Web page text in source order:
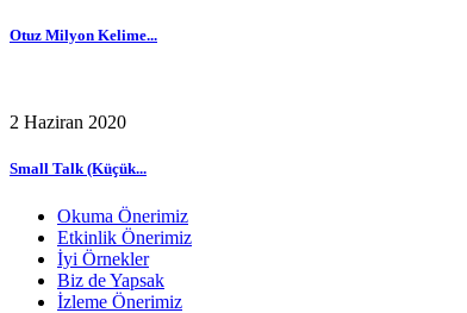
Otuz Milyon Kelime...
2 Haziran 2020
Small Talk (Küçük...
Okuma Önerimiz
Etkinlik Önerimiz
İyi Örnekler
Biz de Yapsak
İzleme Önerimiz